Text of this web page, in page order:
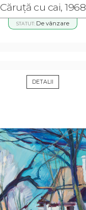
Căruță cu cai, 1968
STATUT: De vânzare
DETALII